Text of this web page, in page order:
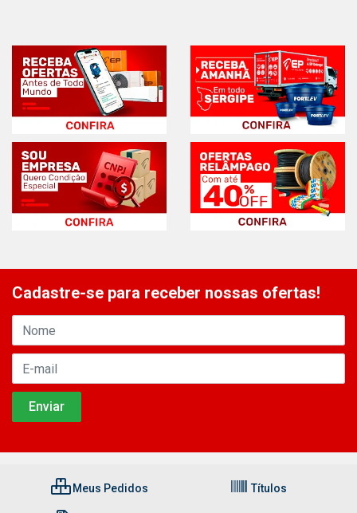
Cadastre-se para receber nossas ofertas!
Meus Pedidos Títulos